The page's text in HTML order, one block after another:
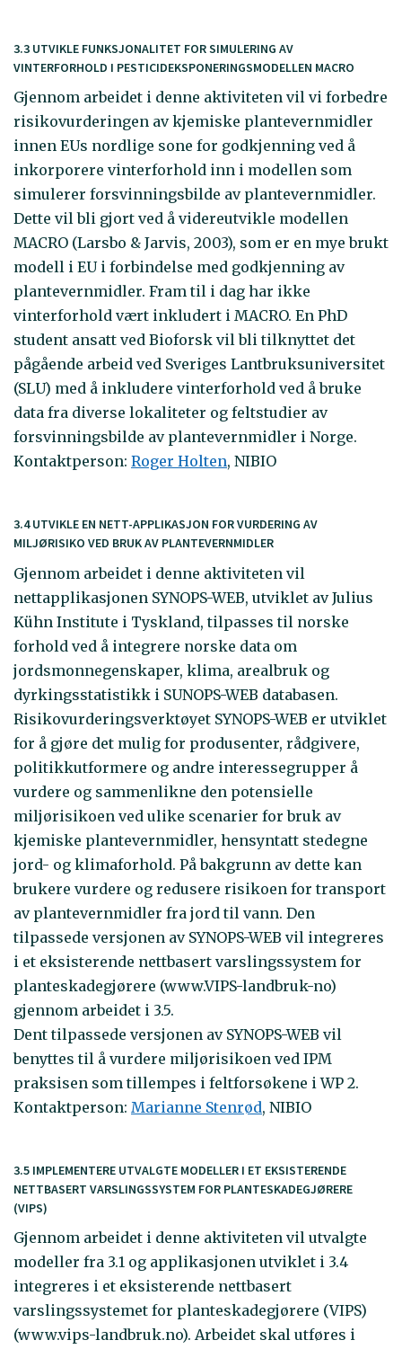
3.3 UTVIKLE FUNKSJONALITET FOR SIMULERING AV
VINTERFORHOLD I PESTICIDEKSPONERINGSMODELLEN MACRO
Gjennom arbeidet i denne aktiviteten vil vi forbedre
risikovurderingen av kjemiske plantevernmidler
innen EUs nordlige sone for godkjenning ved å
inkorporere vinterforhold inn i modellen som
simulerer forsvinningsbilde av plantevernmidler.
Dette vil bli gjort ved å videreutvikle modellen
MACRO (Larsbo & Jarvis, 2003), som er en mye brukt
modell i EU i forbindelse med godkjenning av
plantevernmidler. Fram til i dag har ikke
vinterforhold vært inkludert i MACRO. En PhD
student ansatt ved Bioforsk vil bli tilknyttet det
pågående arbeid ved Sveriges Lantbruksuniversitet
(SLU) med å inkludere vinterforhold ved å bruke
data fra diverse lokaliteter og feltstudier av
forsvinningsbilde av plantevernmidler i Norge.
Kontaktperson: Roger Holten, NIBIO
3.4 UTVIKLE EN NETT-APPLIKASJON FOR VURDERING AV
MILJØRISIKO VED BRUK AV PLANTEVERNMIDLER
Gjennom arbeidet i denne aktiviteten vil
nettapplikasjonen SYNOPS-WEB, utviklet av Julius
Kühn Institute i Tyskland, tilpasses til norske
forhold ved å integrere norske data om
jordsmonnegenskaper, klima, arealbruk og
dyrkingsstatistikk i SUNOPS-WEB databasen.
Risikovurderingsverktøyet SYNOPS-WEB er utviklet
for å gjøre det mulig for produsenter, rådgivere,
politikkutformere og andre interessegrupper å
vurdere og sammenlikne den potensielle
miljørisikoen ved ulike scenarier for bruk av
kjemiske plantevernmidler, hensyntatt stedegne
jord- og klimaforhold. På bakgrunn av dette kan
brukere vurdere og redusere risikoen for transport
av plantevernmidler fra jord til vann. Den
tilpassede versjonen av SYNOPS-WEB vil integreres
i et eksisterende nettbasert varslingssystem for
planteskadegjørere (www.VIPS-landbruk-no)
gjennom arbeidet i 3.5.
Dent tilpassede versjonen av SYNOPS-WEB vil
benyttes til å vurdere miljørisikoen ved IPM
praksisen som tillempes i feltforsøkene i WP 2.
Kontaktperson: Marianne Stenrød, NIBIO
3.5 IMPLEMENTERE UTVALGTE MODELLER I ET EKSISTERENDE
NETTBASERT VARSLINGSSYSTEM FOR PLANTESKADEGJØRERE
(VIPS)
Gjennom arbeidet i denne aktiviteten vil utvalgte
modeller fra 3.1 og applikasjonen utviklet i 3.4
integreres i et eksisterende nettbasert
varslingssystemet for planteskadegjørere (VIPS)
(www.vips-landbruk.no). Arbeidet skal utføres i